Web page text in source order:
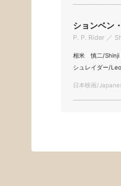
ションベン
P. P. Rider ／
相米 慎二/Shinji
シュレイダー/
日本映画/